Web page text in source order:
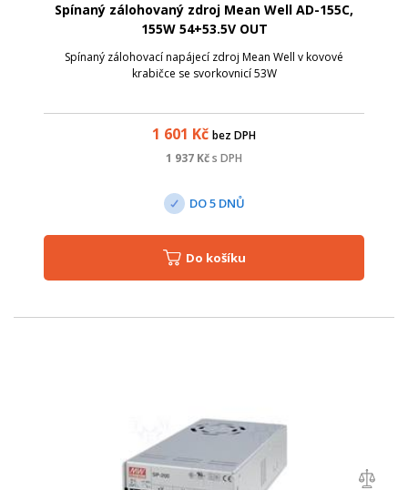
Spínaný zálohovaný zdroj Mean Well AD-155C,
155W 54+53.5V OUT
Spínaný zálohovací napájecí zdroj Mean Well v kovové
krabičce se svorkovnicí 53W
1 601 Kč bez DPH
1 937 Kčs DPH
DO 5 DNŮ
Do košíku